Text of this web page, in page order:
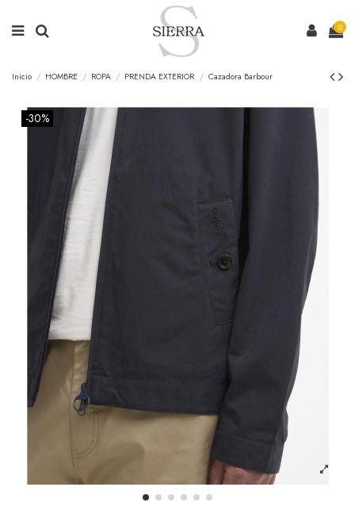
0
Inicio HOMBRE ROPA PRENDA EXTERIOR Cazadora Barbour
-30%